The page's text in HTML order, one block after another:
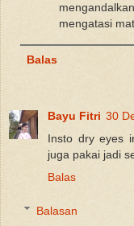
mengatasi
Balas
Bayu Fitri 30
Insto dry eyes
juga pakai jadi
Balas
Balasan